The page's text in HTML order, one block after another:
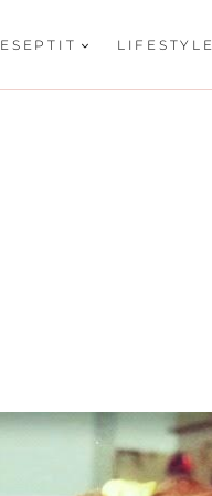
LIFESTYLE